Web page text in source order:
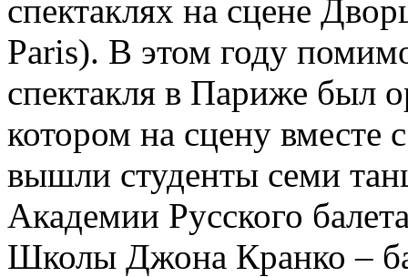
спектаклях на сцене
Paris). В этом году
спектакля в Париже был
котором на сцену
вышли студенты семи
Академии Русского
Школы Джона Кранко –